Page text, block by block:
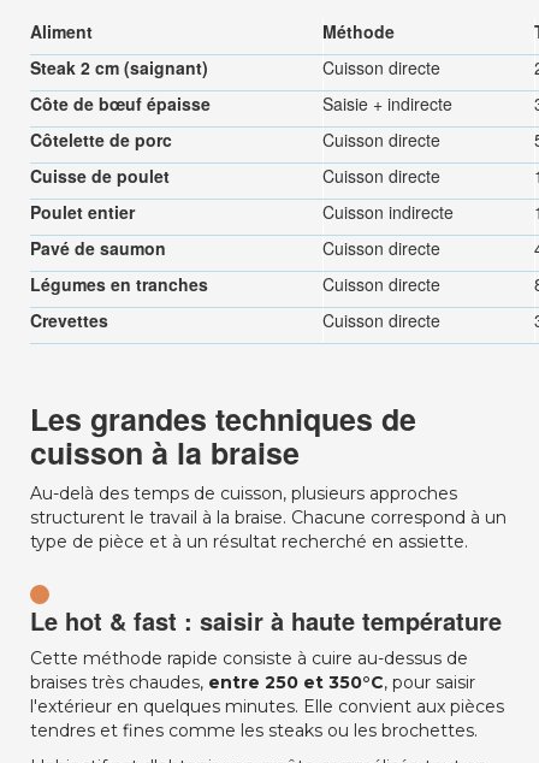
Aliment Méthode
Steak 2 cm (saignant)
Cuisson directe
Côte de bœuf épaisse
Saisie + indirecte
Côtelette de porc
Cuisson directe
Cuisse de poulet
Cuisson directe
Poulet entier
Cuisson indirecte
Pavé de saumon
Cuisson directe
Légumes en tranches
Cuisson directe
Crevettes
Cuisson directe
Les grandes techniques de
cuisson à la braise
Au-delà des temps de cuisson, plusieurs approches
structurent le travail à la braise. Chacune correspond à un
type de pièce et à un résultat recherché en assiette.
Le hot & fast : saisir à haute température
Cette méthode rapide consiste à cuire au-dessus de
braises très chaudes, entre 250 et 350°C, pour saisir
l'extérieur en quelques minutes. Elle convient aux pièces
tendres et fines comme les steaks ou les brochettes.